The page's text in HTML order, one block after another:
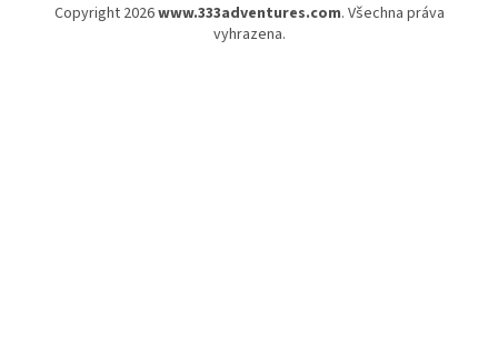
Copyright 2026www.333adventures.com. Všechna práva
vyhrazena.